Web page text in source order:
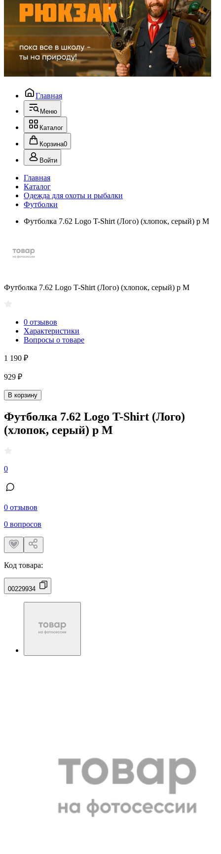
Главная
Меню
Каталог
Корзина0
Войти
Главная
Каталог
Одежда для охоты и рыбалки
Футболки
Футболка 7.62 Logo T-Shirt (Лого) (хлопок, серый) р M
Футболка 7.62 Logo T-Shirt (Лого) (хлопок, серый) р M
0 отзывов
Характеристики
Вопросы о товаре
1 190 ₽
929 ₽
В корзину
Футболка 7.62 Logo T-Shirt (Лого)
(хлопок, серый) р M
0
0 отзывов
0 вопросов
Код товара:
00229934